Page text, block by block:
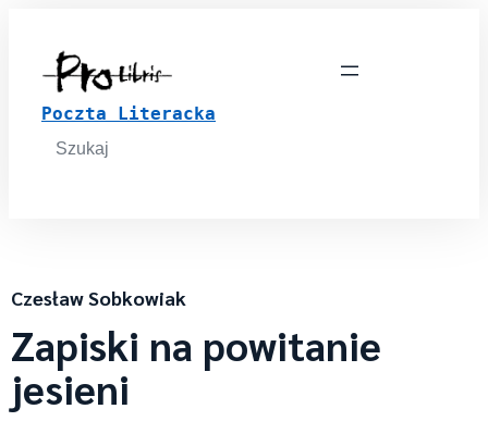
Poczta Literacka
Search
for:
Czesław Sobkowiak
Zapiski na powitanie
jesieni